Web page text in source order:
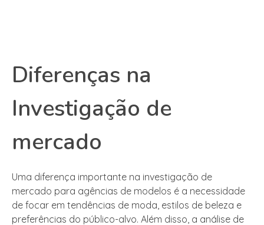
Diferenças na
Investigação de
mercado
Uma diferença importante na investigação de
mercado para agências de modelos é a necessidade
de focar em tendências de moda, estilos de beleza e
preferências do público-alvo. Além disso, a análise de